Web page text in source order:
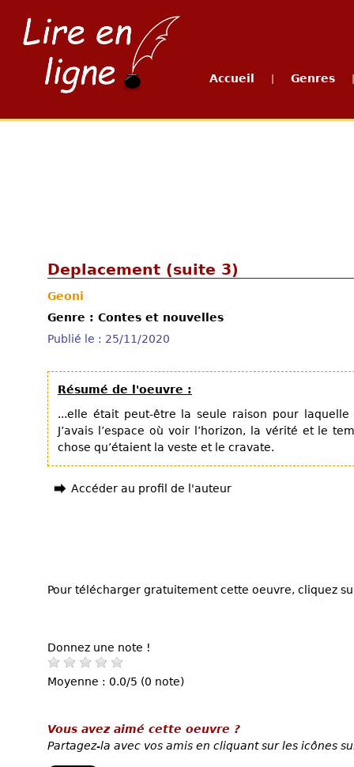
Accueil Genres
Deplacement (suite 3)
Geoni
Genre : Contes et nouvelles
Publié le : 25/11/2020
Résumé de l'oeuvre :
...elle était peut-être la seule raison pour laquelle
J’avais l’espace où voir l’horizon, la vérité et le
chose qu’étaient la veste et le cravate.
Accéder au profil de l'auteur
Pour télécharger gratuitement cette oeuvre, cliquez
Donnez une note !
Moyenne : 0.0/5 (0 note)
Vous avez aimé cette oeuvre ?
Partagez-la avec vos amis en cliquant sur les icônes